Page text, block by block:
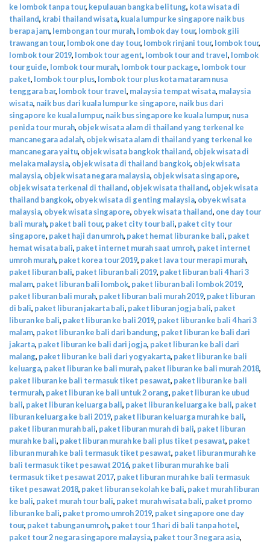
ke lombok tanpa tour, kepulauan bangka belitung, kota wisata di
thailand, krabi thailand wisata, kuala lumpur ke singapore naik bus
berapa jam, lembongan tour murah, lombok day tour, lombok gili
trawangan tour, lombok one day tour, lombok rinjani tour, lombok tour,
lombok tour 2019, lombok tour agent, lombok tour and travel, lombok
tour guide, lombok tour murah, lombok tour package, lombok tour
paket, lombok tour plus, lombok tour plus kota mataram nusa
tenggara bar, lombok tour travel, malaysia tempat wisata, malaysia
wisata, naik bus dari kuala lumpur ke singapore, naik bus dari
singapore ke kuala lumpur, naik bus singapore ke kuala lumpur, nusa
penida tour murah, objek wisata alam di thailand yang terkenal ke
mancanegara adalah, objek wisata alam di thailand yang terkenal ke
mancanegara yaitu, objek wisata bangkok thailand, objek wisata di
melaka malaysia, objek wisata di thailand bangkok, objek wisata
malaysia, objek wisata negara malaysia, objek wisata singapore,
objek wisata terkenal di thailand, objek wisata thailand, objek wisata
thailand bangkok, obyek wisata di genting malaysia, obyek wisata
malaysia, obyek wisata singapore, obyek wisata thailand, one day tour
bali murah, paket bali tour, paket city tour bali, paket city tour
singapore, paket haji dan umroh, paket hemat liburan ke bali, paket
hemat wisata bali, paket internet murah saat umroh, paket internet
umroh murah, paket korea tour 2019, paket lava tour merapi murah,
paket liburan bali, paket liburan bali 2019, paket liburan bali 4 hari 3
malam, paket liburan bali lombok, paket liburan bali lombok 2019,
paket liburan bali murah, paket liburan bali murah 2019, paket liburan
di bali, paket liburan jakarta bali, paket liburan jogja bali, paket
liburan ke bali, paket liburan ke bali 2019, paket liburan ke bali 4 hari 3
malam, paket liburan ke bali dari bandung, paket liburan ke bali dari
jakarta, paket liburan ke bali dari jogja, paket liburan ke bali dari
malang, paket liburan ke bali dari yogyakarta, paket liburan ke bali
keluarga, paket liburan ke bali murah, paket liburan ke bali murah 2018,
paket liburan ke bali termasuk tiket pesawat, paket liburan ke bali
termurah, paket liburan ke bali untuk 2 orang, paket liburan ke ubud
bali, paket liburan keluarga bali, paket liburan keluarga ke bali, paket
liburan keluarga ke bali 2019, paket liburan keluarga murah ke bali,
paket liburan murah bali, paket liburan murah di bali, paket liburan
murah ke bali, paket liburan murah ke bali plus tiket pesawat, paket
liburan murah ke bali termasuk tiket pesawat, paket liburan murah ke
bali termasuk tiket pesawat 2016, paket liburan murah ke bali
termasuk tiket pesawat 2017, paket liburan murah ke bali termasuk
tiket pesawat 2018, paket liburan sekolah ke bali, paket murah liburan
ke bali, paket murah tour bali, paket murah wisata bali, paket promo
liburan ke bali, paket promo umroh 2019, paket singapore one day
tour, paket tabungan umroh, paket tour 1 hari di bali tanpa hotel,
paket tour 2 negara singapore malaysia, paket tour 3 negara asia,